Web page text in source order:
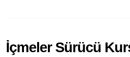
İçmeler Sürücü